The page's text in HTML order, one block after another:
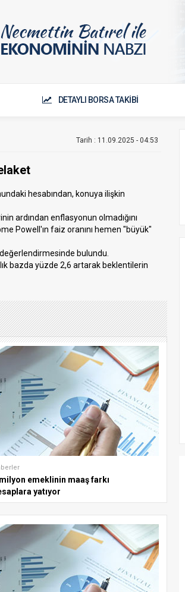
DETAYLI BORSA TAKİBİ
Tarih : 11.09.2025 - 04:53
hesabından, konuya ilişkin
ardından enflasyonun olmadığını
Powell'ın faiz oranını hemen "büyük"
bulundu.
bazda yüzde 2,6 artarak beklentilerin
emeklinin maaş farkı
yatıyor